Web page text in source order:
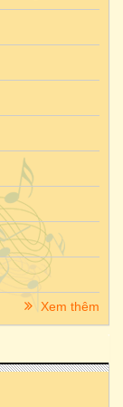
Xem thêm